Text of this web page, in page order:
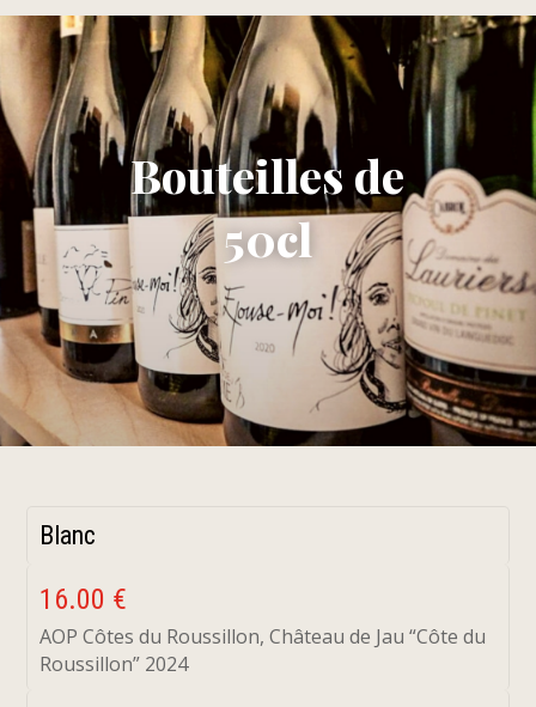
Bouteilles de
50cl
Blanc
16.00 €
AOP Côtes du Roussillon, Château de Jau “Côte du
Roussillon” 2024